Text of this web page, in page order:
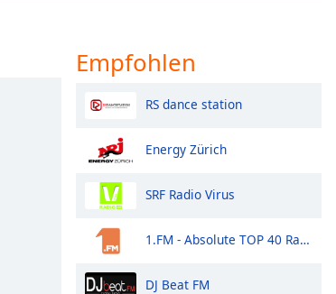
Empfohlen
RS dance station
Energy Zürich
SRF Radio Virus
1.FM - Absolute TOP 40 Radio
DJ Beat FM